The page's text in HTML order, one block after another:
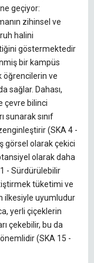
geçiyor:
zihinsel ve
ruh halini
göstermektedir
bir kampüs
öğrencilerin ve
sağlar. Dahası,
çevre bilinci
sunarak sınıf
(SKA 4 -
görsel olarak çekici
olarak daha
- Sürdürülebilir
tüketimi ve
ilkesiyle uyumludur
yerli çiçeklerin
çekebilir, bu da
(SKA 15 -